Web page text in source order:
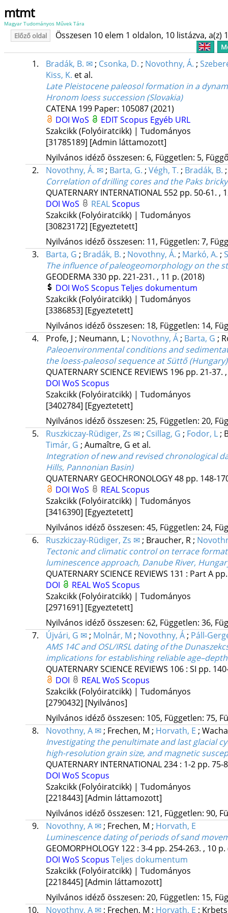
mtmt
Magyar Tudományos Művek Tára
Előző oldal Összesen 10 elem 1 oldalon, 10 listázva, a(z)
1. Bradák, B. ✉; Csonka, D. ; Novothny, Á. ;
Kiss, K. et al.
Late Pleistocene paleosol formation in a
Hronom loess succession (Slovakia)
CATENA 199 Paper: 105087(2021)
DOI WoS EDITScopus Egyéb URL
Szakcikk (Folyóiratcikk) | Tudományos
[31785189] [Admin láttamozott]
Nyilvános idéző összesen: 6, Független: 5,
2.
Novothny, Á. ✉; Barta, G. ; Végh, T. ; Bradák, B.
Correlation of drilling cores and the Paks
QUATERNARY INTERNATIONAL 552 pp. 50-61. ,
DOI WoS REALScopus
Szakcikk (Folyóiratcikk) | Tudományos
[30823172] [Egyeztetett]
Nyilvános idéző összesen: 11, Független: 7,
3.
Barta, G ; Bradák, B. ; Novothny, Á. ; Markó, A. ;
The influence of paleogeomorphology on the
GEODERMA330 pp. 221-231. , 11 p. (2018)
DOI WoS Scopus Teljes dokumentum
Szakcikk (Folyóiratcikk) | Tudományos
[3386853] [Egyeztetett]
Nyilvános idéző összesen: 18, Független: 14,
4.
Profe, J ; Neumann, L; Novothny, Á; Barta, G ;
Paleoenvironmental conditions and
the loess-paleosol sequence at Süttő (Hungary)
QUATERNARY SCIENCE REVIEWS 196 pp. 21-37.
DOI WoS Scopus
Szakcikk (Folyóiratcikk) | Tudományos
[3402784] [Egyeztetett]
Nyilvános idéző összesen: 25, Független: 20,
5.
Ruszkiczay-Rüdiger, Zs ✉; Csillag, G ; Fodor, L;
Timár, G ; Aumaître, G et al.
Integration of new and revised chronological
Hills, Pannonian Basin)
QUATERNARY GEOCHRONOLOGY48 pp. 148-
DOI WoS REALScopus
Szakcikk (Folyóiratcikk) | Tudományos
[3416390] [Egyeztetett]
Nyilvános idéző összesen: 45, Független: 24,
6.
Ruszkiczay-Rüdiger, Zs ✉; Braucher, R;
Tectonic and climatic control on terrace
luminescence approach, Danube River,
QUATERNARY SCIENCE REVIEWS 131 : Part A
DOI
REALWoS Scopus
Szakcikk (Folyóiratcikk) | Tudományos
[2971691] [Egyeztetett]
Nyilvános idéző összesen: 62, Független: 36,
7.
Újvári, G ✉; Molnár, M ; Novothny, Á; Páll-
AMS 14C and OSL/IRSL dating of the
implications for establishing reliable
QUATERNARY SCIENCE REVIEWS 106: SI pp.
DOI
REALWoS Scopus
Szakcikk (Folyóiratcikk) | Tudományos
[2790432] [Nyilvános]
Nyilvános idéző összesen: 105, Független: 75,
8.
Novothny, A ✉; Frechen, M ; Horvath, E ;
Investigating the penultimate and last glacial
high-resolution grain size, and magnetic
QUATERNARY INTERNATIONAL234: 1-2 pp. 75-
DOI WoS Scopus
Szakcikk (Folyóiratcikk) | Tudományos
[2218443] [Admin láttamozott]
Nyilvános idéző összesen: 121, Független: 90,
9.
Novothny, A ✉; Frechen, M ; Horvath, E
Luminescence dating of periods of sand
GEOMORPHOLOGY 122: 3-4 pp. 254-263. , 10 p.
DOI WoS Scopus Teljes dokumentum
Szakcikk (Folyóiratcikk) | Tudományos
[2218445] [Admin láttamozott]
Nyilvános idéző összesen: 20, Független: 15,
10.
Novothny, A ✉ ; Frechen, M ; Horvath, E ;